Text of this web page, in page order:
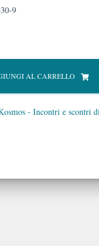
9
AL CARRELLO
- Incontri e scontri